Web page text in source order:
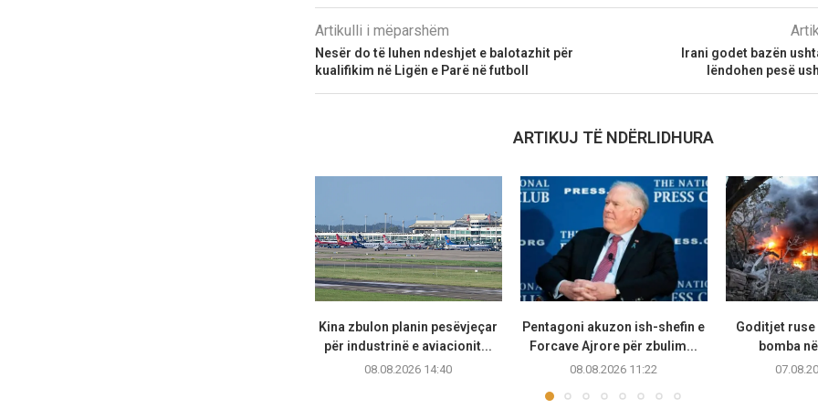
Artikulli i mëparshëm
Nesër do të luhen ndeshjet e balotazhit për
kualifikim në Ligën e Parë në futboll
Irani godet bazën
lëndohen pesë
ARTIKUJ TË NDËRLIDHURA
Kina zbulon planin pesëvjeçar
për industrinë e aviacionit...
08.08.2026 14:40
Pentagoni akuzon ish-shefin e
Forcave Ajrore për zbulim...
08.08.2026 11:22
Goditjet ruse
bomba